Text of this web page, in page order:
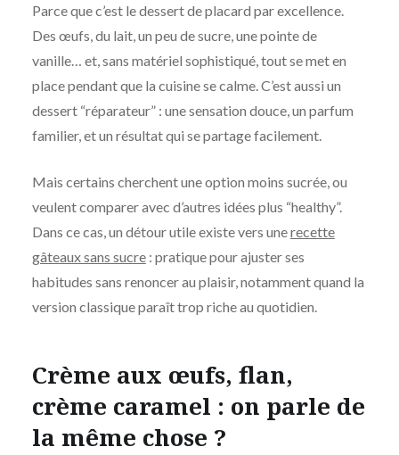
Parce que c’est le dessert de placard par excellence.
Des œufs, du lait, un peu de sucre, une pointe de
vanille… et, sans matériel sophistiqué, tout se met en
place pendant que la cuisine se calme. C’est aussi un
dessert “réparateur” : une sensation douce, un parfum
familier, et un résultat qui se partage facilement.
Mais certains cherchent une option moins sucrée, ou
veulent comparer avec d’autres idées plus “healthy”.
Dans ce cas, un détour utile existe vers unerecette
gâteaux sans sucre: pratique pour ajuster ses
habitudes sans renoncer au plaisir, notamment quand la
version classique paraît trop riche au quotidien.
Crème aux œufs, flan,
crème caramel : on parle de
la même chose ?